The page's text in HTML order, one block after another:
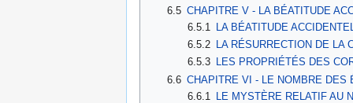
6.5 CHAPITRE V - LA BÉATITUDE
6.5.1
LA BÉATITUDE
6.5.2 LA RÉSURRECTION DE LA
6.5.3 LES PROPRIÉTÉS DES
6.6 CHAPITRE VI - LE NOMBRE DES
6.6.1
LE MYSTÈRE RELATIF AU